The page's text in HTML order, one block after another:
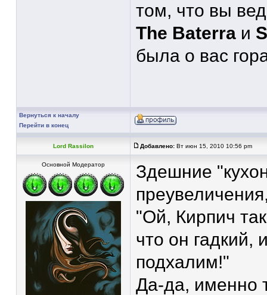
том, что вы
The Baterra и
была о вас
Вернуться к началу
Перейти в конец
Lord Rassilon Добавлено: Вт июн 15, 2010 10:56 pm
Основной Модератор
Здешние
"Ой, Кирпич
что он гадкий,
подхалим!"
Да-да, именно